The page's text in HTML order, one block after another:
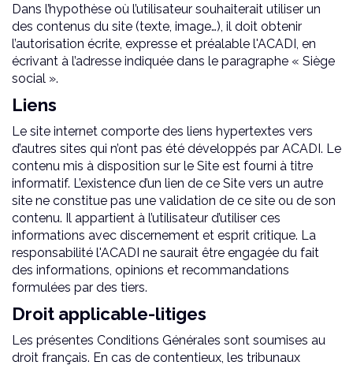
Dans l’hypothèse où l’utilisateur souhaiterait utiliser un
des contenus du site (texte, image…), il doit obtenir
l’autorisation écrite, expresse et préalable l'ACADI, en
écrivant à l’adresse indiquée dans le paragraphe « Siège
social ».
Liens
Le site internet comporte des liens hypertextes vers
d’autres sites qui n’ont pas été développés par ACADI. Le
contenu mis à disposition sur le Site est fourni à titre
informatif. L’existence d’un lien de ce Site vers un autre
site ne constitue pas une validation de ce site ou de son
contenu. Il appartient à l’utilisateur d’utiliser ces
informations avec discernement et esprit critique. La
responsabilité l'ACADI ne saurait être engagée du fait
des informations, opinions et recommandations
formulées par des tiers.
Droit applicable-litiges
Les présentes Conditions Générales sont soumises au
droit français. En cas de contentieux, les tribunaux